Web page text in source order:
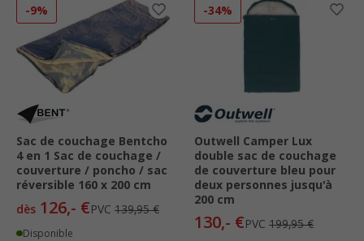
-9%
Sac de couchage Bentcho
4 en 1 Sac de couchage /
couverture / poncho / sac
réversible 160 x 200 cm
dès 126,- €PVC 139,95 €
Disponible
-34%
Outwell Camper Lux
double sac de couchage
de couverture bleu pour
deux personnes jusqu'à
200 cm
130,- €PVC 199,95 €